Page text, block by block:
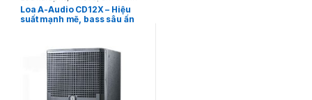
karaoke | KTV
Loa A-Audio CD12X – Hiệu
suất mạnh mẽ, bass sâu ấn